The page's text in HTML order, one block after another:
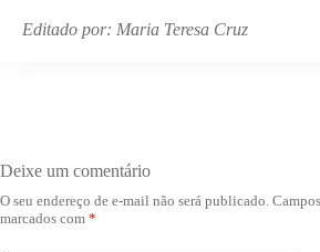
Editado por: Maria Teresa Cruz
Deixe um comentário
O seu endereço de e-mail não será publicado.
marcados com *